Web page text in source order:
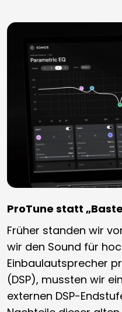
ProTune statt
Früher standen wir
wir den Sound für
Einbaulautsprecher
(DSP), mussten wir
externen DSP-